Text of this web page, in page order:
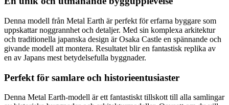
Denna modell från Metal Earth är perfekt för erfarna byggare som
uppskattar noggrannhet och detaljer. Med sin komplexa arkitektur
och traditionella japanska design är Osaka Castle en spännande och
givande modell att montera. Resultatet blir en fantastisk replika av
en av Japans mest betydelsefulla byggnader.
Perfekt för samlare och historieentusiaster
Denna Metal Earth-modell är ett fantastiskt tillskott till alla samlingar